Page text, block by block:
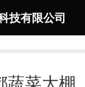
技有限公司
蔬菜大棚